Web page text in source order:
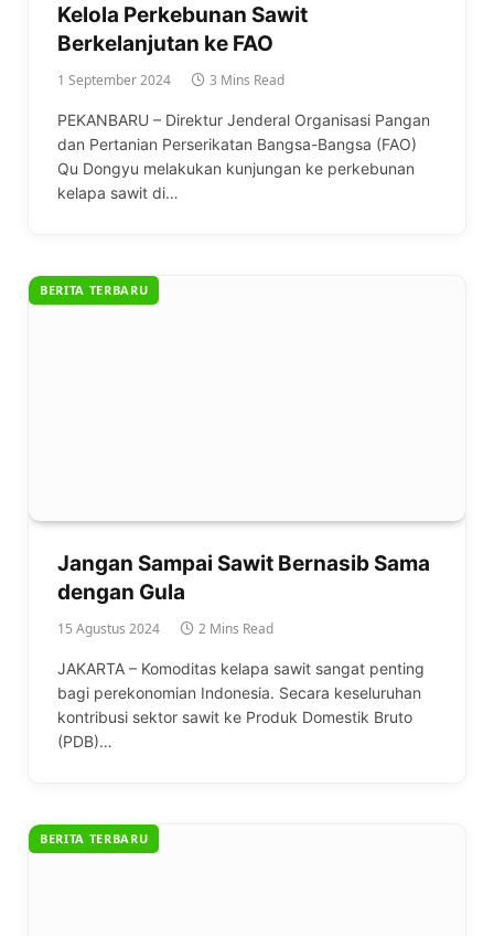
Kelola Perkebunan Sawit
Berkelanjutan ke FAO
1 September 2024 3 Mins Read
PEKANBARU – Direktur Jenderal Organisasi Pangan
dan Pertanian Perserikatan Bangsa-Bangsa (FAO)
Qu Dongyu melakukan kunjungan ke perkebunan
kelapa sawit di…
BERITA TERBARU
Jangan Sampai Sawit Bernasib Sama
dengan Gula
15 Agustus 2024 2 Mins Read
JAKARTA – Komoditas kelapa sawit sangat penting
bagi perekonomian Indonesia. Secara keseluruhan
kontribusi sektor sawit ke Produk Domestik Bruto
(PDB)…
BERITA TERBARU